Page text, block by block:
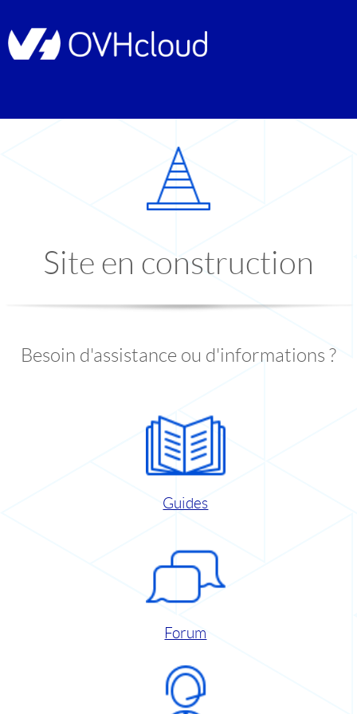
Site en construction
Besoin d'assistance ou d'informations ?
Guides
Forum